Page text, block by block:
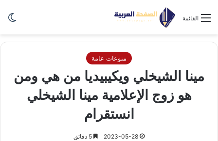
القائمة
منوعات عامة
مينا الشيخلي ويكيبيديا من هي ومن
هو زوج الإعلامية مينا الشيخلي
انستقرام
2023-05-28